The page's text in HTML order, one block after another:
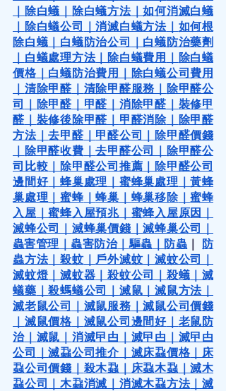
｜ 除白蟻 ｜ 除白蟻方法｜如何消滅白蟻
｜ 除白蟻公司 ｜消滅白蟻方法｜ 如何根
除白蟻 ｜ 白蟻防治公司 ｜ 白蟻防治藥劑
｜ 白蟻處理方法｜ 除白蟻費用 ｜ 除白蟻
價格｜ 白蟻防治費用 ｜ 除白蟻公司費用
｜ 清除甲醛 ｜ 清除甲醛服務 ｜ 除甲醛公
司 ｜ 除甲醛 ｜ 甲醛 ｜ 消除甲醛 ｜ 裝修甲
醛 ｜ 裝修後除甲醛 ｜ 甲醛消除｜ 除甲醛
方法｜去甲醛 ｜ 甲醛公司 ｜ 除甲醛價錢
｜ 除甲醛收費 ｜去甲醛公司 ｜ 除甲醛公
司比較 ｜ 除甲醛公司推薦 ｜ 除甲醛公司
邊間好｜ 蜂巢處理 ｜ 蜜蜂巢處理 ｜黃蜂
巢處理 ｜ 蜜蜂 ｜蜂巢 ｜ 蜂巢移除｜蜜蜂
入屋 ｜蜜蜂入屋預兆｜ 蜜蜂入屋原因 ｜
滅蜂公司 ｜ 滅蜂巢價錢 ｜滅蜂巢公司 ｜
蟲害管理 ｜ 蟲害防治｜ 驅蟲 ｜ 防蟲 ｜
防
蟲方法｜ 殺蚊｜ 戶外滅蚊｜ 滅蚊公司 ｜
滅蚊燈｜ 滅蚊器 ｜ 殺蚊公司 ｜ 殺蟻 ｜ 滅
蟻藥 ｜殺螞蟻公司 ｜ 滅鼠 ｜ 滅鼠方法 ｜
滅老鼠公司 ｜ 滅鼠服務 ｜滅鼠公司價錢
｜ 滅鼠價格｜ 滅鼠公司邊間好｜ 老鼠防
治｜ 滅鼠 ｜ 消滅曱甴 ｜ 滅曱甴 ｜ 滅曱甴
公司 ｜滅蝨公司推介｜ 滅床蝨價格｜ 床
蝨公司價錢 ｜ 殺木蝨 ｜ 床蝨木蝨 ｜滅木
蝨公司 ｜ 木蝨消滅 ｜ 消滅木蝨方法｜ 滅